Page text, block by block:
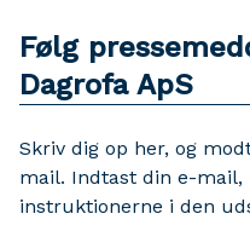
Følg
Dagrofa ApS
Skriv dig op her, og
mail. Indtast din e-mail,
instruktionerne i den